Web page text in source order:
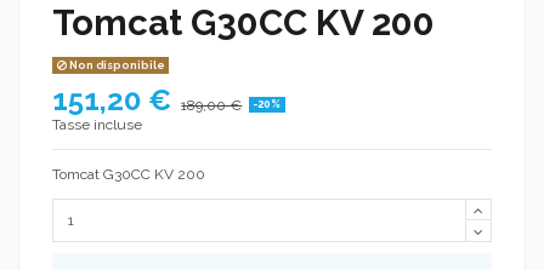
Tomcat G30CC KV 200
Non disponibile
151,20 € 189,00 € -20%
Tasse incluse
Tomcat G30CC KV 200